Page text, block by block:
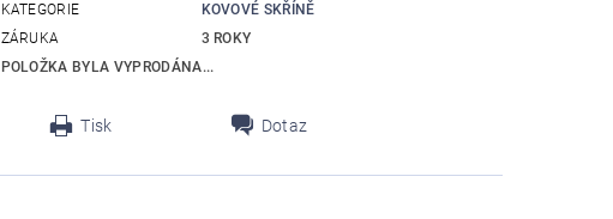
KATEGORIE
KOVOVÉ SKŘÍNĚ
ZÁRUKA
3 ROKY
POLOŽKA BYLA VYPRODÁNA...
Tisk Dotaz